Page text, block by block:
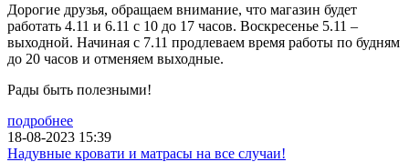
Дорогие друзья, обращаем внимание, что магазин будет
работать 4.11 и 6.11 с 10 до 17 часов. Воскресенье 5.11 –
выходной. Начиная с 7.11 продлеваем время работы по будням
до 20 часов и отменяем выходные.
Рады быть полезными!
подробнее
18-08-2023 15:39
Надувные кровати и матрасы на все случаи!